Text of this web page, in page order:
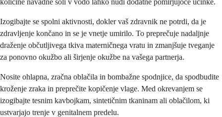
količine navadne soli v vodo lahko nudi dodatne pomirjujoče učinke.
Izogibajte se spolni aktivnosti, dokler vaš zdravnik ne potrdi, da je
zdravljenje končano in se je vnetje umirilo. To preprečuje nadaljnje
draženje občutljivega tkiva materničnega vratu in zmanjšuje tveganje
za ponovno okužbo ali širjenje okužbe na vašega partnerja.
Nosite ohlapna, zračna oblačila in bombažne spodnjice, da spodbudite
kroženje zraka in preprečite kopičenje vlage. Med okrevanjem se
izogibajte tesnim kavbojkam, sintetičnim tkaninam ali oblačilom, ki
ustvarjajo trenje v genitalnem predelu.